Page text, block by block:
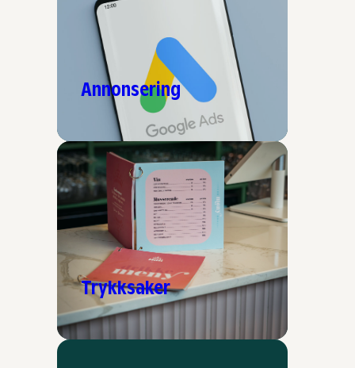
Annonsering
Trykksaker